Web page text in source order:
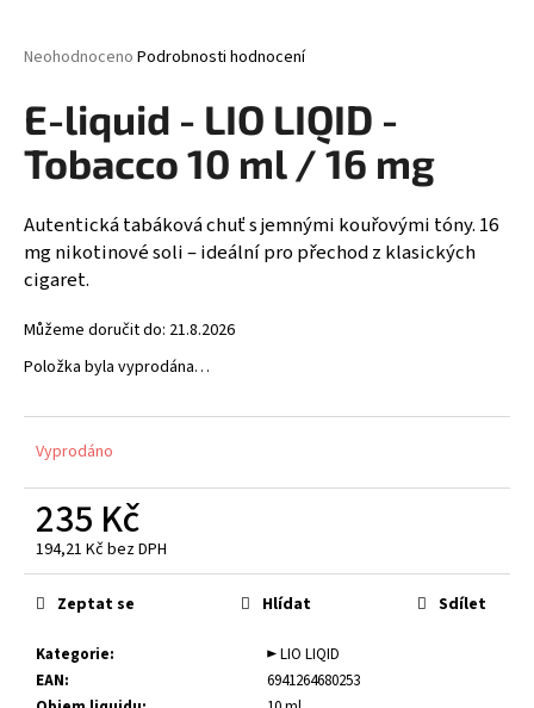
Průměrné
produktu
je
0,0
hvězdiček.
Neohodnoceno Podrobnosti hodnocení
E-liquid - LIO LIQID -
Tobacco 10 ml / 16 mg
Autentická tabáková chuť s jemnými kouřovými tóny. 16
mg nikotinové soli – ideální pro přechod z klasických
cigaret.
Můžeme doručit do: 21.8.2026
Položka byla vyprodána…
Vyprodáno
235 Kč
194,21 Kč bez DPH
Měrná
cena:
Kategorie:
► LIO LIQID
EAN:
6941264680253
Zeptat se Hlídat Sdílet
j
t
?
D
o
r
u
u
m